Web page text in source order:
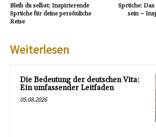
Bleib du selbst: Inspirierende
Sprüche für deine persönliche
Reise
Sprüche:
sein –
Weiterlesen
Die Bedeutung der deutschen Vita:
Ein umfassender Leitfaden
05.08.2026